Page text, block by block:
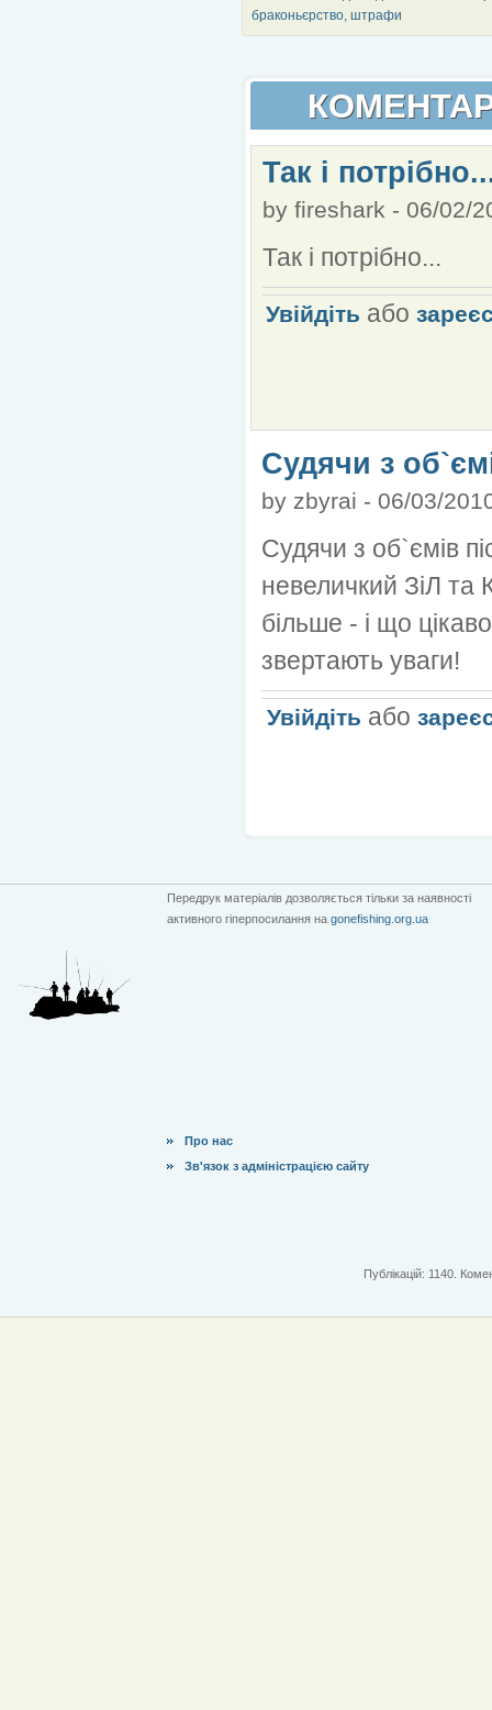
браконьєрство, штрафи
Так і
by fireshark - 06/02/
Так і потрібно...
Увійдіть або
Судячи з
by zbyrai - 06/03/
Судячи з об`ємів
невеличкий ЗіЛ та
більше - і що
звертають уваги!
Увійдіть або
Передрук матеріалів дозволяється тільки за наявності
активного гіперпосилання на gonefishing.org.ua
Про нас
Зв'язок з адміністрацією сайту
Публікацій: 1140.